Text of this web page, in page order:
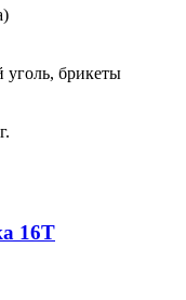
брикеты
16Т